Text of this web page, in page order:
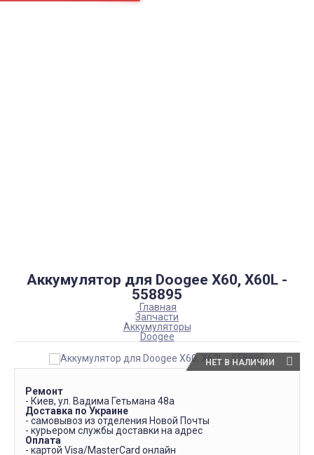
Аккумулятор для Doogee X60, X60L -
558895
Главная
Запчасти
Аккумуляторы
Doogee
НЕТ В НАЛИЧИИ
Ремонт
- Киев, ул. Вадима Гетьмана 48а
Доставка по Украине
- самовывоз из отделения Новой Почты
- курьером службы доставки на адрес
Оплата
- картой Visa/MasterCard онлайн